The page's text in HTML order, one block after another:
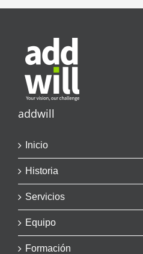
addwill
Inicio
Historia
Servicios
Equipo
Formación